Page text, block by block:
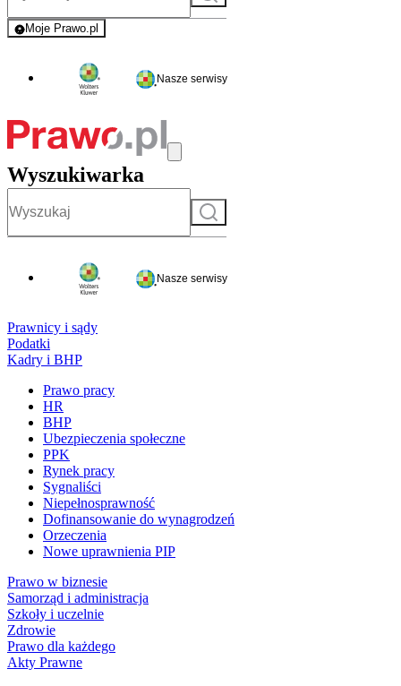
Moje Prawo.pl
- rejestracja i logowanie do serwisu
Nasze serwisy
Wyszukiwarka
Szukaj
Nasze serwisy
Prawnicy i sądy
Podatki
Kadry i BHP
Prawo pracy
HR
BHP
Ubezpieczenia społeczne
PPK
Rynek pracy
Sygnaliści
Niepełnosprawność
Dofinansowanie do wynagrodzeń
Orzeczenia
Nowe uprawnienia PIP
Prawo w biznesie
Samorząd i administracja
Szkoły i uczelnie
Zdrowie
Prawo dla każdego
Akty Prawne